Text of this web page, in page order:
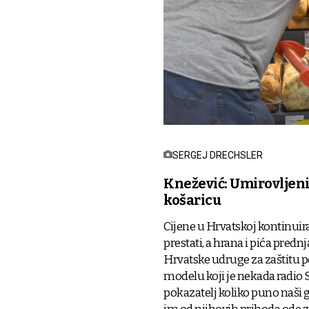
SERGEJ DRECHSLER
Knežević:
košaricu
Cijene u Hrvatskoj
prestati, a hrana i pića
Hrvatske udruge za zaštitu
modelu koji je nekada radio
pokazatelj koliko puno naši